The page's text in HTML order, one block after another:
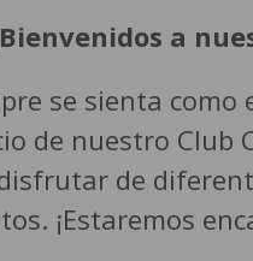
a
se sienta
de nuestro
de
¡Estaremos